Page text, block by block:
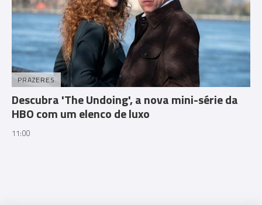
PRAZERES
Descubra 'The Undoing', a nova mini-série da
HBO com um elenco de luxo
11:00